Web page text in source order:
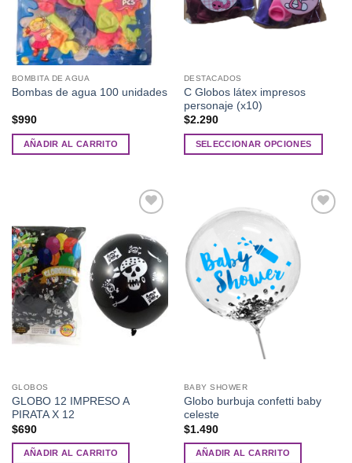
BOMBITA DE AGUA
Bombas de agua 100 unidades
$990
AÑADIR AL CARRITO
DESTACADOS
C Globos látex impresos
personaje (x10)
$2.290
SELECCIONAR OPCIONES
múltiples
variantes.
Las
opciones
se
pueden
elegir
producto
a la
lista de
deseos
GLOBOS
GLOBO 12 IMPRESO A
PIRATA X 12
$690
AÑADIR AL CARRITO
BABY SHOWER
Globo burbuja confetti baby
celeste
$1.490
AÑADIR AL CARRITO